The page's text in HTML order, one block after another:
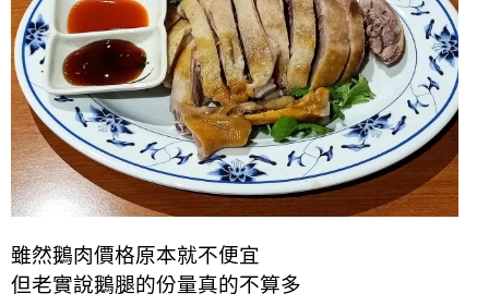
雖然鵝肉價格原本就不便宜
但老實說鵝腿的份量真的不算多